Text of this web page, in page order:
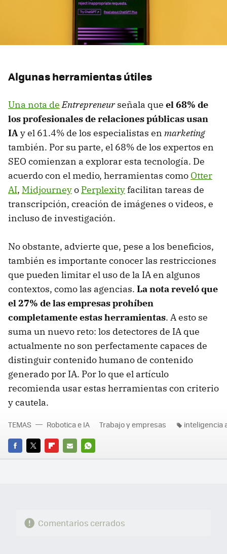
Algunas herramientas útiles
Una nota de Entrepreneurseñala que el 68% de
los profesionales de relaciones públicas usan
IAy el 61.4% de los especialistas en marketing
también. Por su parte, el 68% de los expertos en
SEO comienzan a explorar esta tecnología. De
acuerdo con el medio, herramientas como Otter
AI, Midjourneyo Perplexityfacilitan tareas de
transcripción, creación de imágenes o videos, e
incluso de investigación.
No obstante, advierte que, pese a los beneficios,
también es importante conocer las restricciones
que pueden limitar el uso de la IA en algunos
contextos, como las agencias. La nota reveló que
el 27% de las empresas prohíben
completamente estas herramientas. A esto se
suma un nuevo reto: los detectores de IA que
actualmente no son perfectamente capaces de
distinguir contenido humano de contenido
generado por IA. Por lo que el artículo
recomienda usar estas herramientas con criterio
y cautela.
FACEBOOK
TWITTERFLIPBOARD
E-
WHATSAPP
TEMAS Robotica e IA Trabajo y empresas inteligencia
Comentarios cerrados